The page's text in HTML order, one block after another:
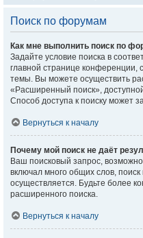
Поиск по форумам
Как мне выполнить поиск по
Задайте условие поиска в
главной странице конференции,
темы. Вы можете осуществить
«Расширенный поиск»,
Способ доступа к поиску может
Вернуться к началу
Почему мой поиск не даёт
Ваш поисковый запрос,
включал много общих слов,
осуществляется. Будьте более
расширенного поиска.
Вернуться к началу